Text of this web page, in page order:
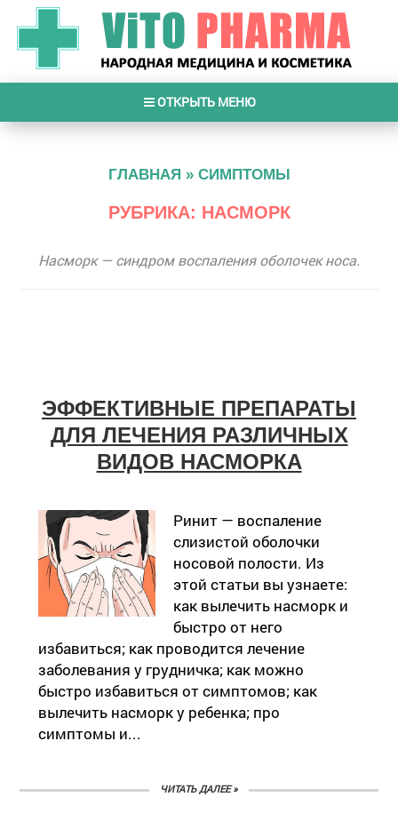
ОТКРЫТЬ МЕНЮ
ГЛАВНАЯ » СИМПТОМЫ
РУБРИКА: НАСМОРК
Насморк — синдром воспаления оболочек носа.
ЭФФЕКТИВНЫЕ ПРЕПАРАТЫ
ДЛЯ ЛЕЧЕНИЯ РАЗЛИЧНЫХ
ВИДОВ НАСМОРКА
Ринит — воспаление
слизистой оболочки
носовой полости. Из
этой статьи вы узнаете:
как вылечить насморк и
быстро от него
избавиться; как проводится лечение
заболевания у грудничка; как можно
быстро избавиться от симптомов; как
вылечить насморк у ребенка; про
симптомы и...
ЧИТАТЬ ДАЛЕЕ »